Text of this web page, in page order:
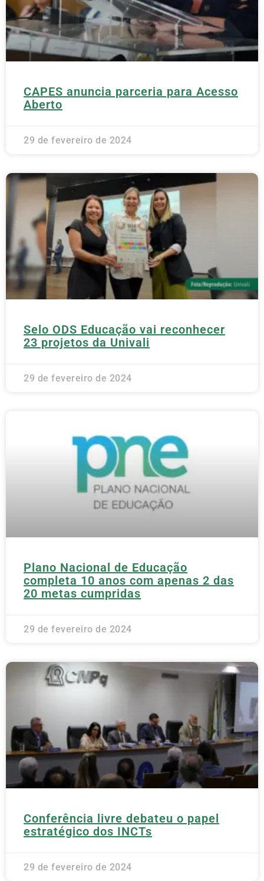
CAPES anuncia parceria para Acesso
Aberto
29 de fevereiro de 2024
Selo ODS Educação vai reconhecer
23 projetos da Univali
29 de fevereiro de 2024
Plano Nacional de Educação
completa 10 anos com apenas 2 das
20 metas cumpridas
29 de fevereiro de 2024
Conferência livre debateu o papel
estratégico dos INCTs
29 de fevereiro de 2024